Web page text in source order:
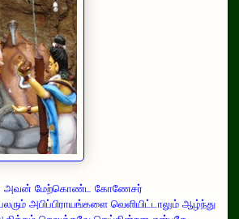
அவன் மேற்கொண்ட கோணேசர்
அபிப்பிராயங்களை வெளியிட்டாலும் ஆழ்ந்து